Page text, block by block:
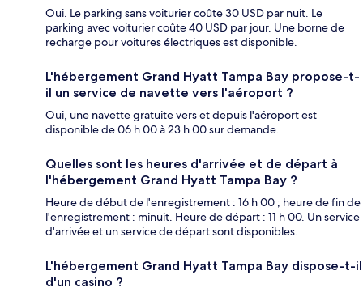
Oui. Le parking sans voiturier coûte 30 USD par nuit. Le
parking avec voiturier coûte 40 USD par jour. Une borne de
recharge pour voitures électriques est disponible.
L'hébergement Grand Hyatt Tampa Bay propose-t-
il un service de navette vers l'aéroport ?
Oui, une navette gratuite vers et depuis l'aéroport est
disponible de 06 h 00 à 23 h 00 sur demande.
Quelles sont les heures d'arrivée et de départ à
l'hébergement Grand Hyatt Tampa Bay ?
Heure de début de l'enregistrement : 16 h 00 ; heure de fin de
l'enregistrement : minuit. Heure de départ : 11 h 00. Un service
d'arrivée et un service de départ sont disponibles.
L'hébergement Grand Hyatt Tampa Bay dispose-t-il
d'un casino ?